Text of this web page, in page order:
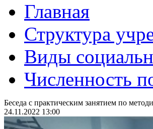
Главная
Структура
Виды
Численность
Беседа с практическим занятием по
24.11.2022 13:00